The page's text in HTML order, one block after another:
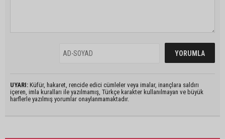
UYARI: Küfür, hakaret, rencide edici cümleler veya imalar, inançlara saldırı
içeren, imla kuralları ile yazılmamış, Türkçe karakter kullanılmayan ve büyük
harflerle yazılmış yorumlar onaylanmamaktadır.